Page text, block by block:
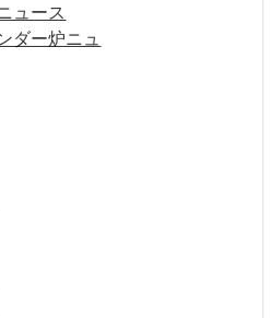
ュース
ダー炉ニュ